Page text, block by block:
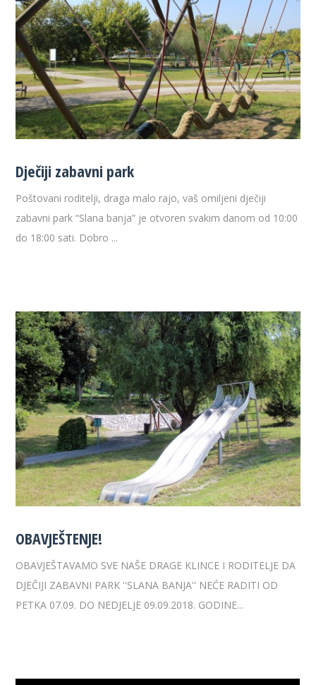
Dječiji zabavni park
Poštovani roditelji, draga malo rajo, vaš omiljeni dječiji
zabavni park “Slana banja” je otvoren svakim danom od 10:00
do 18:00 sati. Dobro ...
OBAVJEŠTENJE!
OBAVJEŠTAVAMO SVE NAŠE DRAGE KLINCE I RODITELJE DA
DJEČIJI ZABAVNI PARK ''SLANA BANJA'' NEĆE RADITI OD
PETKA 07.09. DO NEDJELJE 09.09.2018. GODINE...